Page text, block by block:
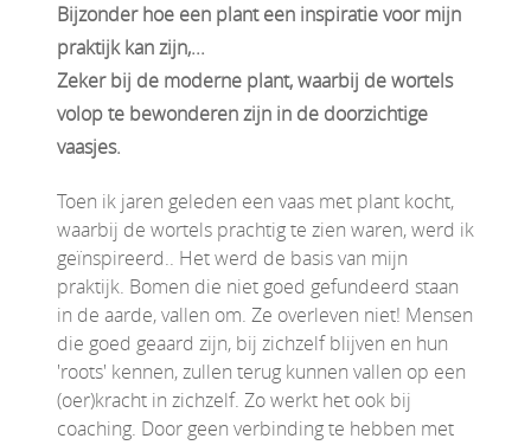
Bijzonder hoe een plant een inspiratie voor mijn
praktijk kan zijn,...
Zeker bij de moderne plant, waarbij de wortels
volop te bewonderen zijn in de doorzichtige
vaasjes.
Toen ik jaren geleden een vaas met plant kocht,
waarbij de wortels prachtig te zien waren, werd ik
geïnspireerd.. Het werd de basis van mijn
praktijk. Bomen die niet goed gefundeerd staan
in de aarde, vallen om. Ze overleven niet! Mensen
die goed geaard zijn, bij zichzelf blijven en hun
'roots' kennen, zullen terug kunnen vallen op een
(oer)kracht in zichzelf. Zo werkt het ook bij
coaching. Door geen verbinding te hebben met